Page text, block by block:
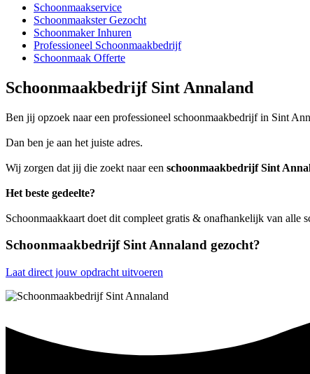
Schoonmaakservice
Schoonmaakster Gezocht
Schoonmaker Inhuren
Professioneel Schoonmaakbedrijf
Schoonmaak Offerte
Schoonmaakbedrijf Sint Annaland
Ben jij opzoek naar een professioneel schoonmaakbedrijf in Sint
Dan ben je aan het juiste adres.
Wij zorgen dat jij die zoekt naar een schoonmaakbedrijf Sint
Het beste gedeelte?
Schoonmaakkaart doet dit compleet gratis & onafhankelijk van alle
Schoonmaakbedrijf Sint Annaland gezocht?
Laat direct jouw opdracht uitvoeren